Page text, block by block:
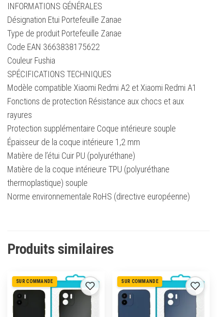
INFORMATIONS GÉNÉRALES
Désignation Etui Portefeuille Zanae
Type de produit Portefeuille Zanae
Code EAN 3663838175622
Couleur Fushia
SPÉCIFICATIONS TECHNIQUES
Modèle compatible Xiaomi Redmi A2 et Xiaomi Redmi A1
Fonctions de protection Résistance aux chocs et aux
rayures
Protection supplémentaire Coque intérieure souple
Épaisseur de la coque intérieure 1,2 mm
Matière de l’étui Cuir PU (polyuréthane)
Matière de la coque intérieure TPU (polyuréthane
thermoplastique) souple
Norme environnementale RoHS (directive européenne)
Produits similaires
SUR COMMANDE SUR COMMANDE